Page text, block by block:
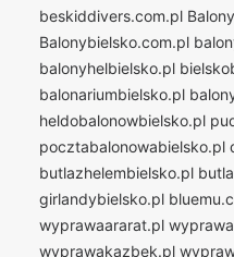
beskiddivers.com.pl
Balonybielsko.com.pl
balonyhelbielsko.pl
balonariumbielsko.pl
heldobalonowbielsko.pl
pocztabalonowabielsko.pl
butlazhelembielsko.pl
girlandybielsko.pl
wyprawaararat.pl
wyprawakazbek.pl